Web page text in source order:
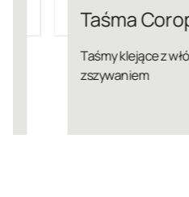
Taśma
Taśmy klejące z włókniny
zszywaniem